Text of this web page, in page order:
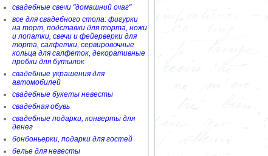
свадебные свечи "домашний очаг"
все для свадебного стола: фигурки
на торт, подставки для торта, ножи
и лопатки, свечи и фейерверки для
торта, салфетки, сервировочные
кольца для салфеток, декоративные
пробки для бутылок
свадебные украшения для
автомобилей
свадебные букеты невесты
свадебная обувь
свадебные подарки, конверты для
денег
бонбоньерки, подарки для гостей
белье для невесты